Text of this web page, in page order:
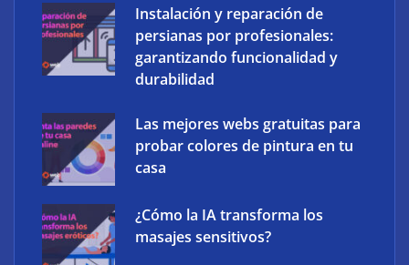
Instalación y reparación de
persianas por profesionales:
garantizando funcionalidad y
durabilidad
Las mejores webs gratuitas para
probar colores de pintura en tu
casa
¿Cómo la IA transforma los
masajes sensitivos?